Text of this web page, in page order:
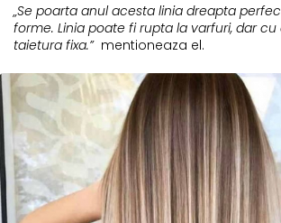
„Se poarta anul acesta linia dreapta
forme. Linia poate fi rupta la varfuri, dar
taietura fixa.” mentioneaza el.